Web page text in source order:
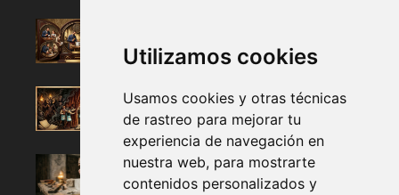
Utilizamos cookies
Usamos cookies y otras técnicas
de rastreo para mejorar tu
experiencia de navegación en
nuestra web, para mostrarte
contenidos personalizados y